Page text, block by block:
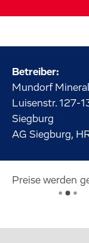
Betreiber:
Mundorf
Luisenstr. 127-
Siegburg
AG Siegburg,
Preise werden